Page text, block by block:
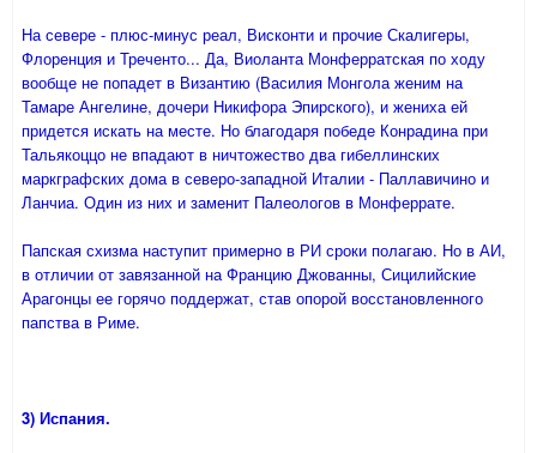
На севере - плюс-минус реал, Висконти и прочие Скалигеры,
Флоренция и Треченто... Да, Виоланта Монферратская по ходу
вообще не попадет в Византию (Василия Монгола женим на
Тамаре Ангелине, дочери Никифора Эпирского), и жениха ей
придется искать на месте. Но благодаря победе Конрадина при
Тальякоццо не впадают в ничтожество два гибеллинских
маркграфских дома в северо-западной Италии - Паллавичино и
Ланчиа. Один из них и заменит Палеологов в Монферрате.
Папская схизма наступит примерно в РИ сроки полагаю. Но в АИ,
в отличии от завязанной на Францию Джованны, Сицилийские
Арагонцы ее горячо поддержат, став опорой восстановленного
папства в Риме.
3) Испания.